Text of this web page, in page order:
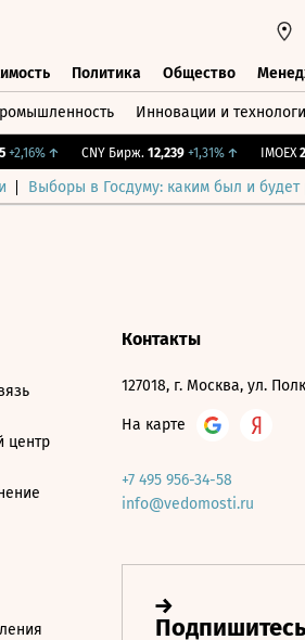
Политика Общество
Инновации и
+2,16%↑ CNY Бирж. 12,239 +1,31%↑ IMOEX 2
Выборы в Госдуму: каким был и будет
центр
Контакты
127018, г. Москва, ул.
На карте
+7 495 956-34-58
info@vedomosti.ru